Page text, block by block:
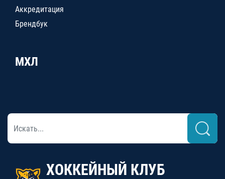
Аккредитация
Брендбук
МХЛ
ХОККЕЙНЫЙ КЛУБ